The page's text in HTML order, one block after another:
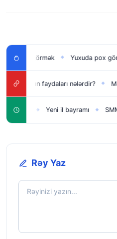
uşağı görmək ◆ Yuxuda pox
faydaları nələrdir? ◆
üçün Yeni il bayramı ◆ SMM
Rəy Yaz